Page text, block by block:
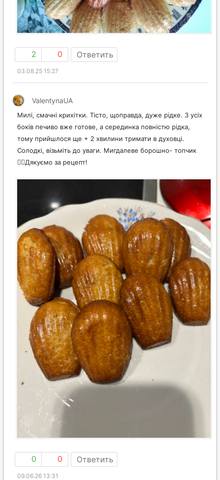
2 0 Ответить
03.08.25 15:27
ValentynaUA
Милі, смачні крихітки. Тісто, щоправда, дуже рідке. З усіх
боків печиво вже готове, а серединка повністю рідка,
тому прийшлося ще + 2 хвилини тримати в духовці.
Солодкі, візьміть до уваги. Мигдалеве борошно- топчик
👍🏼Дякуємо за рецепт!
0 0 Ответить
09.06.26 13:31